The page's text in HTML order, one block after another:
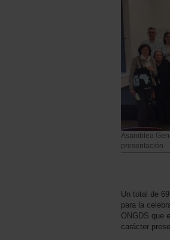
Asamblea
presentación
Un total de
para la
ONGDS que
carácter